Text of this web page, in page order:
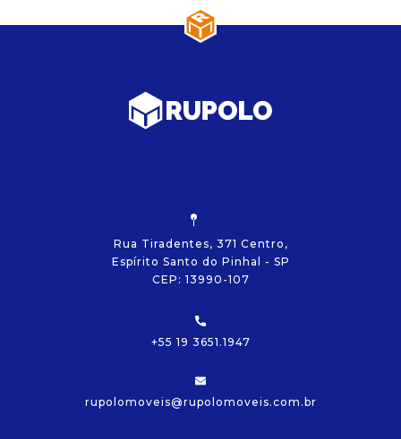
Rua Tiradentes, 371 Centro,
Espírito Santo do Pinhal - SP
CEP: 13990-107
+55 19 3651.1947
rupolomoveis@rupolomoveis.com.br